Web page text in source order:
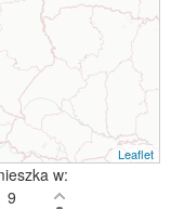
Leaflet
w:
9